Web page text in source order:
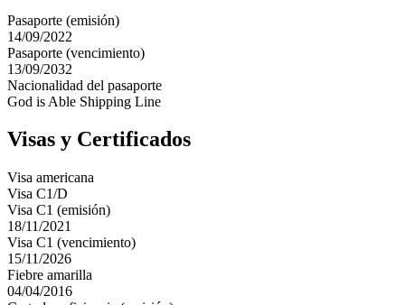
Pasaporte (emisión)
14/09/2022
Pasaporte (vencimiento)
13/09/2032
Nacionalidad del pasaporte
God is Able Shipping Line
Visas y Certificados
Visa americana
Visa C1/D
Visa C1 (emisión)
18/11/2021
Visa C1 (vencimiento)
15/11/2026
Fiebre amarilla
04/04/2016